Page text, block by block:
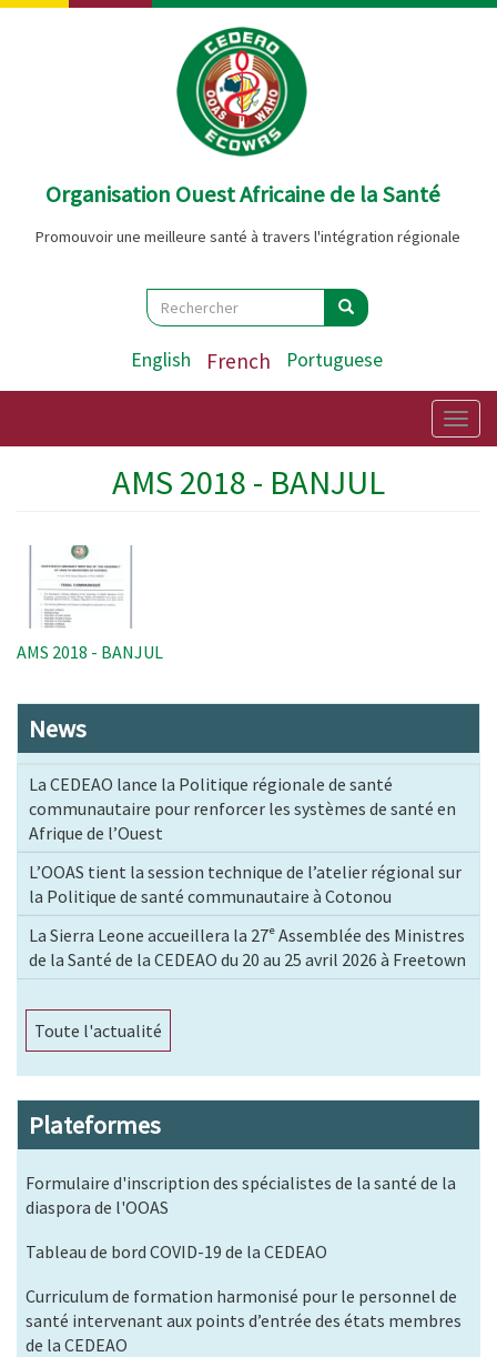
Aller
Organisation Ouest Africaine de la Santé
Promouvoir une meilleure santé à travers l'intégration régionale
Search
Rechercher Rechercher
English French Portuguese
AMS 2018 - BANJUL
Image
AMS 2018 - BANJUL
News
La CEDEAO lance la Politique régionale de santé
communautaire pour renforcer les systèmes de santé en
Afrique de l’Ouest
L’OOAS tient la session technique de l’atelier régional sur
la Politique de santé communautaire à Cotonou
La Sierra Leone accueillera la 27ᵉ Assemblée des Ministres
de la Santé de la CEDEAO du 20 au 25 avril 2026 à Freetown
Toute l'actualité
Plateformes
Formulaire d'inscription des spécialistes de la santé de la
diaspora de l'OOAS
Tableau de bord COVID-19 de la CEDEAO
Curriculum de formation harmonisé pour le personnel de
santé intervenant aux points d’entrée des états membres
de la CEDEAO